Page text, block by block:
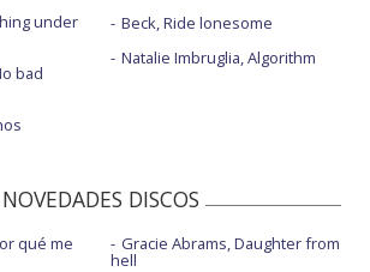
under
bad
Beck, Ride lonesome
Natalie Imbruglia, Algorithm
NOVEDADES DISCOS
qué me Gracie Abrams, Daughter from
hell